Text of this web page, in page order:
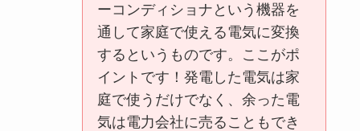
ーコンディショナという機器を
通して家庭で使える電気に変換
するというものです。ここがポ
イントです！発電した電気は家
庭で使うだけでなく、余った電
気は電力会社に売ることもでき